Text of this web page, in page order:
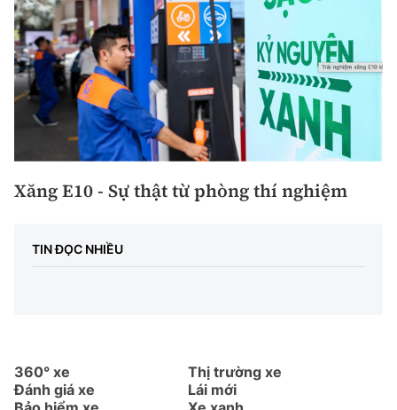
Xăng E10 - Sự thật từ phòng thí nghiệm
TIN ĐỌC NHIỀU
360° xe
Thị trường xe
Đánh giá xe
Lái mới